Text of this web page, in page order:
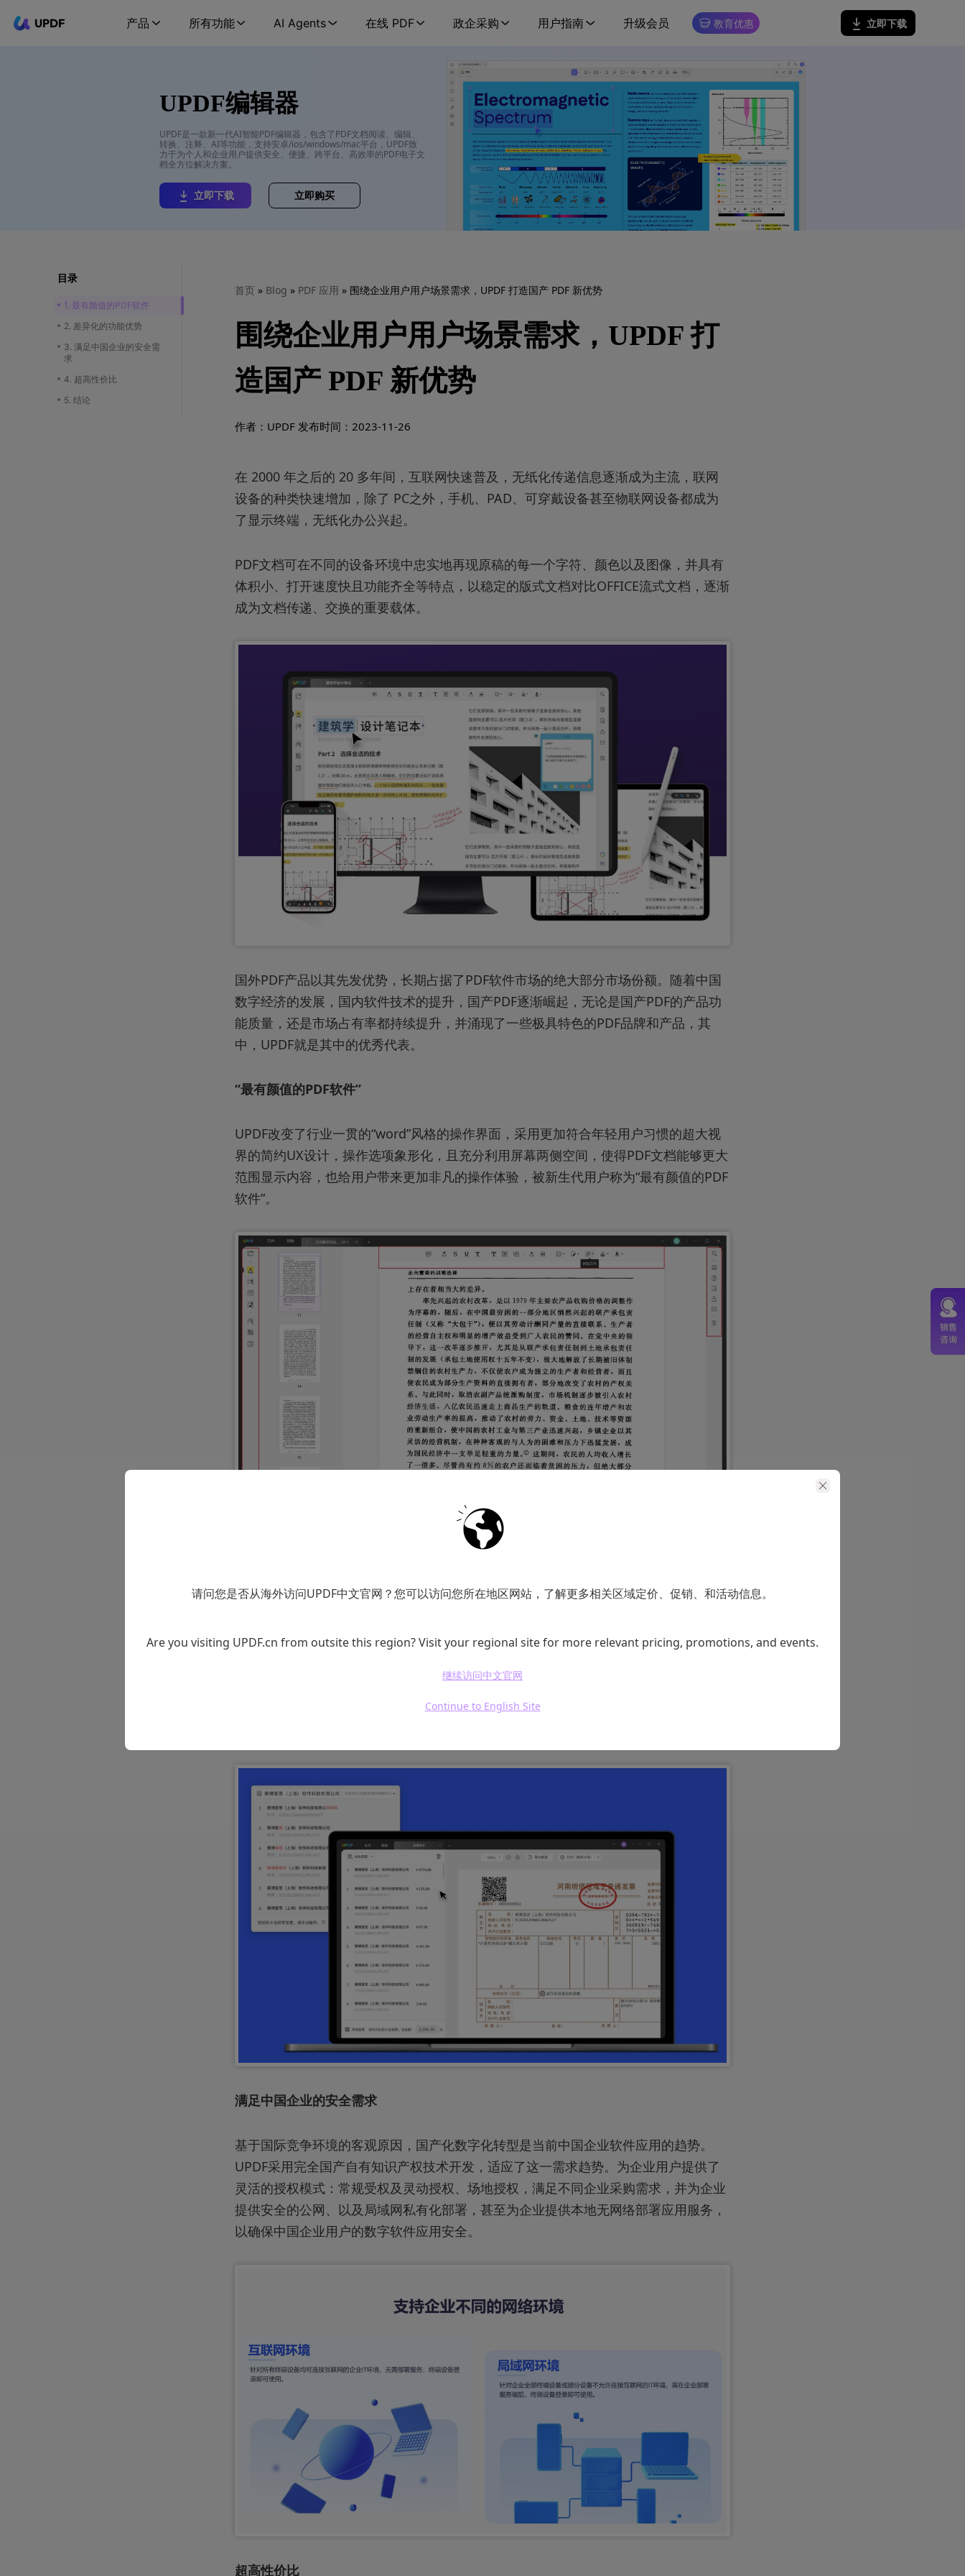
UPDF 产品 所有功能 AI Agents 在线 PDF 政企采购 用户指南 升级会员 教育优惠 立即下载
请问您是否从海外访问UPDF中文官网？您可以访问您所在地区网站，了解更多相关区域定价、促销、和活动信息。
Are you visiting UPDF.cn from outsite this region? Visit your regional site for more relevant pricing, promotions, and events.
继续访问中文官网
Continue to English Site
UPDF编辑器
UPDF是一款新一代AI智能PDF编辑器，包含了PDF文档阅读、编辑、
转换、注释、AI等功能，支持安卓/ios/windows/mac平台，UPDF致
力于为个人和企业用户提供安全、便捷、跨平台、高效率的PDF电子文
档全方位解决方案。
立即下载 立即购买
目录
1. 最有颜值的PDF软件
2. 差异化的功能优势
3. 满足中国企业的安全需
求
4. 超高性价比
5. 结论
首页 » Blog » PDF 应用 » 围绕企业用户用户场景需求，UPDF 打造国产 PDF 新优势
围绕企业用户用户场景需求，UPDF 打
造国产 PDF 新优势
作者：UPDF 发布时间：2023-11-26
在 2000 年之后的 20 多年间，互联网快速普及，无纸化传递信息逐渐成为主流，联网
设备的种类快速增加，除了 PC之外，手机、PAD、可穿戴设备甚至物联网设备都成为
了显示终端，无纸化办公兴起。
PDF文档可在不同的设备环境中忠实地再现原稿的每一个字符、颜色以及图像，并具有
体积小、打开速度快且功能齐全等特点，以稳定的版式文档对比OFFICE流式文档，逐渐
成为文档传递、交换的重要载体。
国外PDF产品以其先发优势，长期占据了PDF软件市场的绝大部分市场份额。随着中国
数字经济的发展，国内软件技术的提升，国产PDF逐渐崛起，无论是国产PDF的产品功
能质量，还是市场占有率都持续提升，并涌现了一些极具特色的PDF品牌和产品，其
中，UPDF就是其中的优秀代表。
“最有颜值的PDF软件”
UPDF改变了行业一贯的“word”风格的操作界面，采用更加符合年轻用户习惯的超大视
界的简约UX设计，操作选项象形化，且充分利用屏幕两侧空间，使得PDF文档能够更大
范围显示内容，也给用户带来更加非凡的操作体验，被新生代用户称为“最有颜值的PDF
软件”。
OCR识别、格式转换、压缩存储等等功能，UPDF在针对不同行业领域的应用需求，开
发加入了更加符合行业需求及中国用户的个性化需求的应用功能，比如发票助手，就针
发票梳理及打印、报销核算等处理效率。这些都是国外同类软件所没有的差异化优势功
满足中国企业的安全需求
基于国际竞争环境的客观原因，国产化数字化转型是当前中国企业软件应用的趋势。
UPDF采用完全国产自有知识产权技术开发，适应了这一需求趋势。为企业用户提供了
灵活的授权模式：常规受权及灵动授权、场地授权，满足不同企业采购需求，并为企业
提供安全的公网、以及局域网私有化部署，甚至为企业提供本地无网络部署应用服务，
以确保中国企业用户的数字软件应用安全。
超高性价比